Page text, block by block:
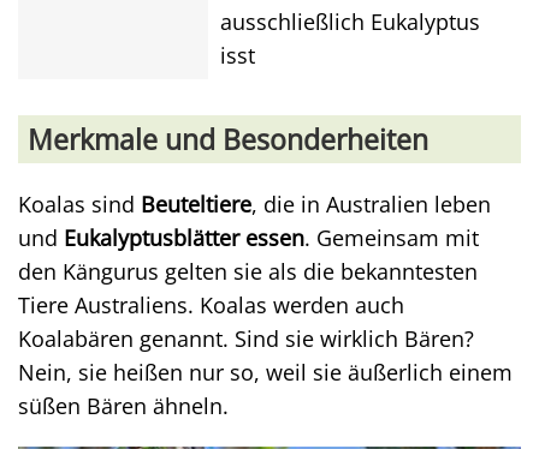
ausschließlich Eukalyptus
isst
Merkmale und Besonderheiten
Koalas sind Beuteltiere, die in Australien leben
und Eukalyptusblätter essen. Gemeinsam mit
den Kängurus gelten sie als die bekanntesten
Tiere Australiens. Koalas werden auch
Koalabären genannt. Sind sie wirklich Bären?
Nein, sie heißen nur so, weil sie äußerlich einem
süßen Bären ähneln.